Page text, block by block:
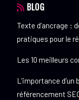
BLOG
Texte d’ancrage :
pratiques pour le
Les 10 meilleurs
L’importance
référencement